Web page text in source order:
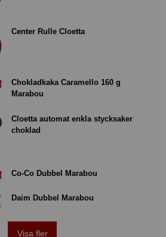
Center Rulle Cloetta
Chokladkaka Caramello 160 g
Marabou
Cloetta automat enkla stycksaker
choklad
Co-Co Dubbel Marabou
Daim Dubbel Marabou
Visa fler